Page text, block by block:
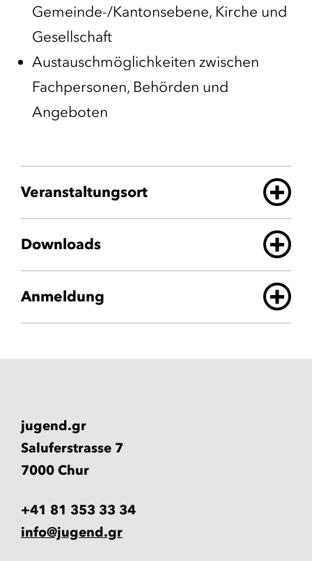
Gemeinde-/Kantonsebene, Kirche und
Gesellschaft
Austauschmöglichkeiten zwischen
Fachpersonen, Behörden und
Angeboten
Veranstaltungsort
Downloads
Anmeldung
jugend.gr
Saluferstrasse 7
7000 Chur
+41 81 353 33 34
info@jugend.gr